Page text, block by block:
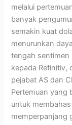
melalui
banyak
semakin kuat
menurunkan
tengah sentimen
kepada Refinitiv,
pejabat AS dan
Pertemuan yang
untuk
memperpanjang